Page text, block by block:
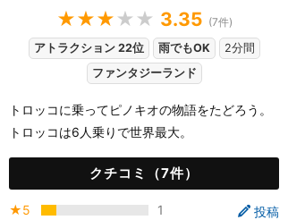
★★★ ★★ 3.35 (7件)
アトラクション 22位
雨でもOK
2分間
ファンタジーランド
トロッコに乗ってピノキオの物語をたどろう。
トロッコは6人乗りで世界最大。
クチコミ（7件）
投稿
★5
1